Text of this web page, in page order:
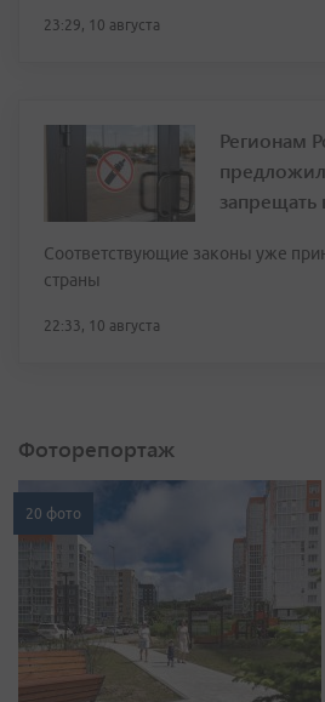
23:29, 10 августа
Регионам
запрещать
Соответствующие законы уже
страны
22:33, 10 августа
Фоторепортаж
20 фото